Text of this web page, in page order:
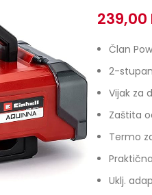
239,00
Član
2-
Vijak za
Zaštita
Termo
Uklj.